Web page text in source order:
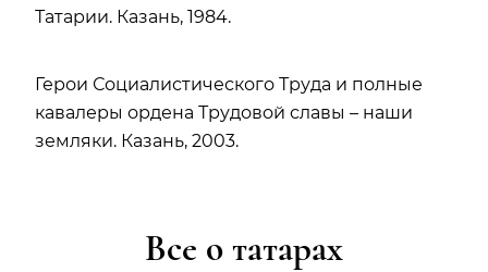
Татарии. Казань, 1984.
Герои Социалистического Труда и полные
кавалеры ордена Трудовой славы – наши
земляки. Казань, 2003.
Все о татарах